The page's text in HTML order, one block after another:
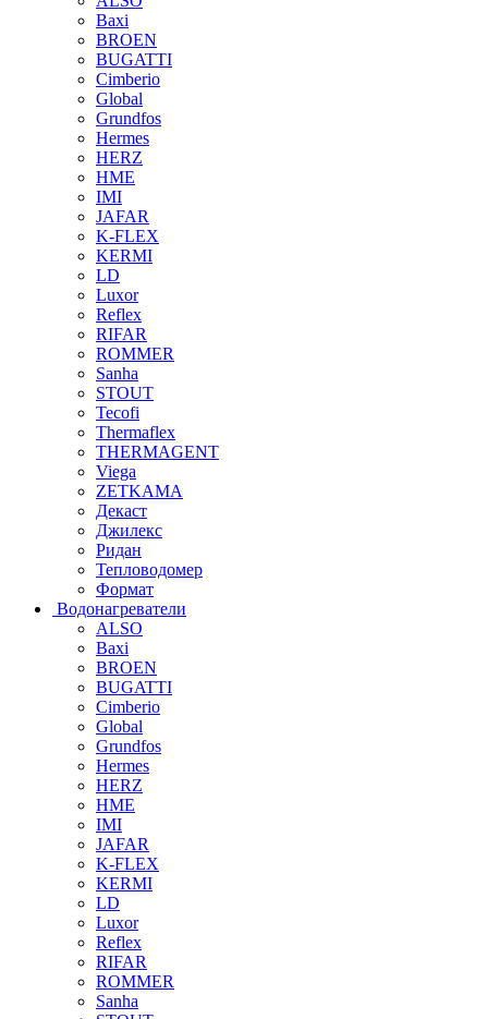
Baxi
BROEN
BUGATTI
Cimberio
Global
Grundfos
Hermes
HERZ
HME
IMI
JAFAR
K-FLEX
KERMI
LD
Luxor
Reflex
RIFAR
ROMMER
Sanha
STOUT
Tecofi
Thermaflex
THERMAGENT
Viega
ZETKAMA
Декаст
Джилекс
Ридан
Тепловодомер
Формат
Водонагреватели
ALSO
Baxi
BROEN
BUGATTI
Cimberio
Global
Grundfos
Hermes
HERZ
HME
IMI
JAFAR
K-FLEX
KERMI
LD
Luxor
Reflex
RIFAR
ROMMER
Sanha